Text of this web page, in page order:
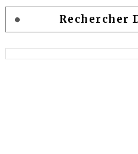
Rechercher